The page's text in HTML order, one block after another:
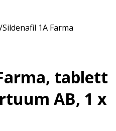
/Sildenafil 1A Farma
tablett
AB, 1 x